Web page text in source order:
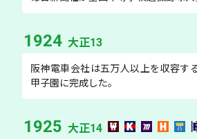
1924 大正13
阪神電車会社は五万人以上を収容す
甲子園に完成した。
1925 大正14